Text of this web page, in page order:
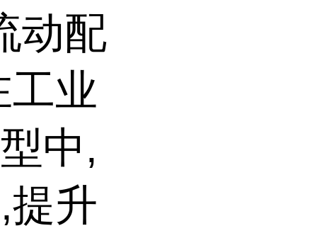
动配
业
中,
提升